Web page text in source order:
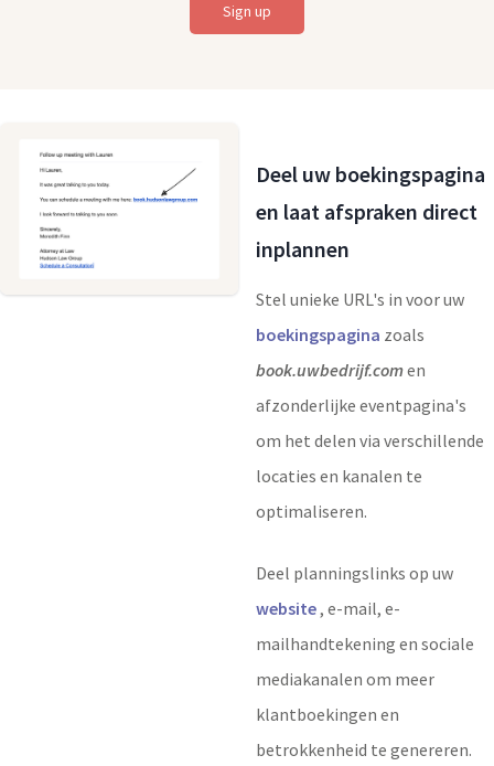
Sign up
Deel uw boekingspagina
en laat afspraken direct
inplannen
Stel unieke URL's in voor uw
boekingspagina zoals
book.uwbedrijf.comen
afzonderlijke eventpagina's
om het delen via verschillende
locaties en kanalen te
optimaliseren.
Deel planningslinks op uw
website, e-mail, e-
mailhandtekening en sociale
mediakanalen om meer
klantboekingen en
betrokkenheid te genereren.